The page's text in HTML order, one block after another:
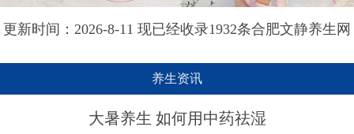
更新时间：2026-8-11 现已经收录1932条合肥文静养生网
养生资讯
大暑养生 如何用中药祛湿